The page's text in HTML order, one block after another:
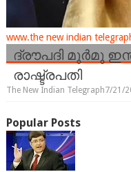
www.the new indian
ദ്രൗപദി മുർമു
രാഷ്ട്രപതി
The New Indian Telegraph7/21/
Popular Posts